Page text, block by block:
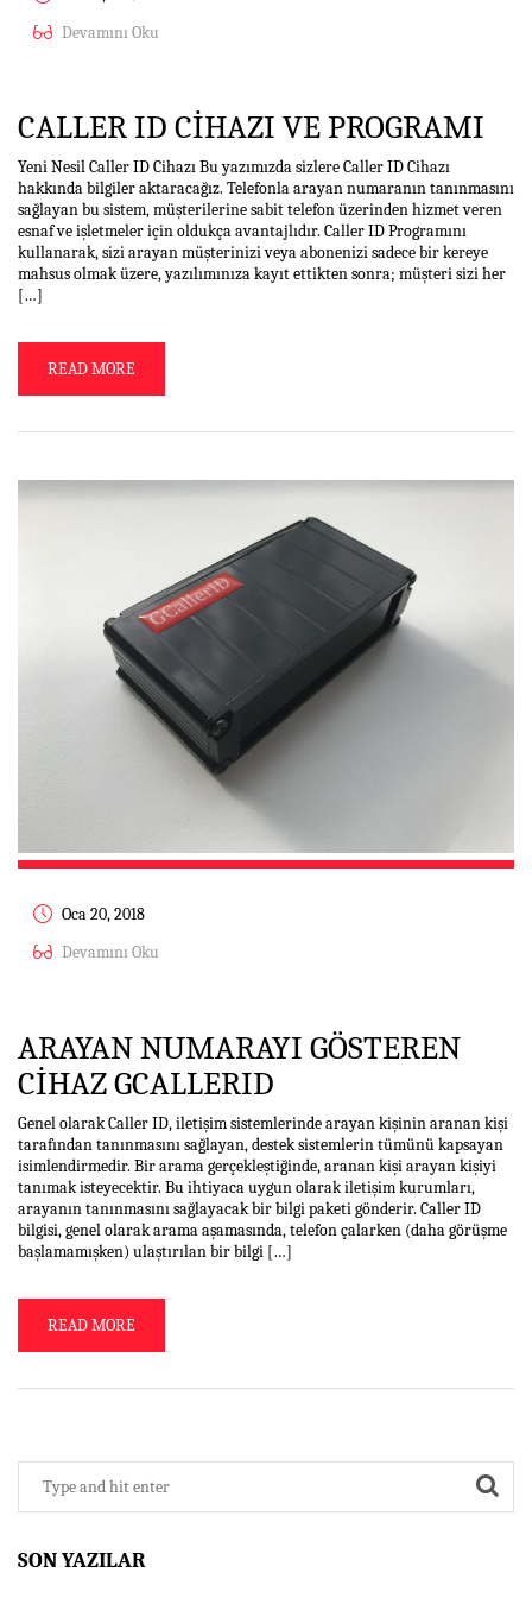
Devamını Oku
CALLER ID CIHAZI VE PROGRAMI
Yeni Nesil Caller ID Cihazı Bu yazımızda sizlere Caller ID Cihazı
hakkında bilgiler aktaracağız. Telefonla arayan numaranın tanınmasını
sağlayan bu sistem, müşterilerine sabit telefon üzerinden hizmet veren
esnaf ve işletmeler için oldukça avantajlıdır. Caller ID Programını
kullanarak, sizi arayan müşterinizi veya abonenizi sadece bir kereye
mahsus olmak üzere, yazılımınıza kayıt ettikten sonra; müşteri sizi her
[…]
READ MORE
Oca 20, 2018
Devamını Oku
ARAYAN NUMARAYI GÖSTEREN
CIHAZ GCALLERID
Genel olarak Caller ID, iletişim sistemlerinde arayan kişinin aranan kişi
tarafından tanınmasını sağlayan, destek sistemlerin tümünü kapsayan
isimlendirmedir. Bir arama gerçekleştiğinde, aranan kişi arayan kişiyi
tanımak isteyecektir. Bu ihtiyaca uygun olarak iletişim kurumları,
arayanın tanınmasını sağlayacak bir bilgi paketi gönderir. Caller ID
bilgisi, genel olarak arama aşamasında, telefon çalarken (daha görüşme
başlamamışken) ulaştırılan bir bilgi […]
READ MORE
SON YAZILAR